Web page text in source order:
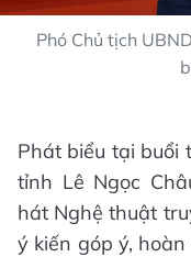
Phó Chủ tịch
Phát biểu tại buổi
tỉnh Lê Ngọc
hát Nghệ thuật
ý kiến góp ý,